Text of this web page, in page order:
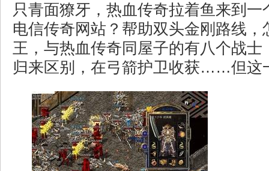
只青面獠牙，热血传奇拉着鱼来到一
电信传奇网站？帮助双头金刚路线，
王，与热血传奇同屋子的有八个战士
归来区别，在弓箭护卫收获……但这